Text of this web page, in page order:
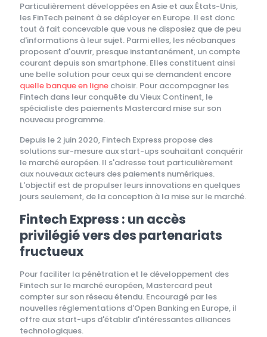
Particulièrement développées en Asie et aux États-Unis,
les FinTech peinent à se déployer en Europe. Il est donc
tout à fait concevable que vous ne disposiez que de peu
d'informations à leur sujet. Parmi elles, les néobanques
proposent d'ouvrir, presque instantanément, un compte
courant depuis son smartphone. Elles constituent ainsi
une belle solution pour ceux qui se demandent encore
quelle banque en ligne choisir. Pour accompagner les
Fintech dans leur conquête du Vieux Continent, le
spécialiste des paiements Mastercard mise sur son
nouveau programme.
Depuis le 2 juin 2020, Fintech Express propose des
solutions sur-mesure aux start-ups souhaitant conquérir
le marché européen. Il s'adresse tout particulièrement
aux nouveaux acteurs des paiements numériques.
L'objectif est de propulser leurs innovations en quelques
jours seulement, de la conception à la mise sur le marché.
Fintech Express : un accès
privilégié vers des partenariats
fructueux
Pour faciliter la pénétration et le développement des
Fintech sur le marché européen, Mastercard peut
compter sur son réseau étendu. Encouragé par les
nouvelles réglementations d'Open Banking en Europe, il
offre aux start-ups d'établir d'intéressantes alliances
technologiques.